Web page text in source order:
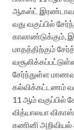
ஆகஸ்ட் இரண்டாவது
வது வகுப்பில்
காலாண்டுக்கும்,
மாதத்திற்கும்
சேர்ந்துள்ள
கல்விக்கட்டணம்
11 ஆம் வகுப்பில்
வித்யாலயா
கணினி அறிவியல்